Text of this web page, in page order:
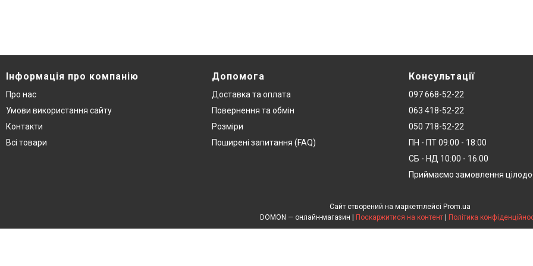
Інформація про компанію
Про нас
Умови використання сайту
Контакти
Всі товари
Допомога
Доставка та оплата
Повернення та обмін
Розміри
Поширені запитання (FAQ)
Консультації
097 668-52-22
063 418-52-22
050 718-52-22
ПН - ПТ 09:00 - 18:00
СБ - НД 10:00 - 16:00
Приймаємо замовлення
Сайт створений на маркетплейсі Prom.ua
Поскаржитися на контент Політика